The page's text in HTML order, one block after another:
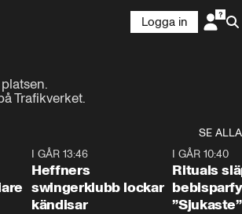
Logga in
Trafikverket.
SE ALLA
I GÅR 13:46
Heffners
swingerklubb lockar
kändisar
I GÅR 10:40
Rituals
”Sjukaste”